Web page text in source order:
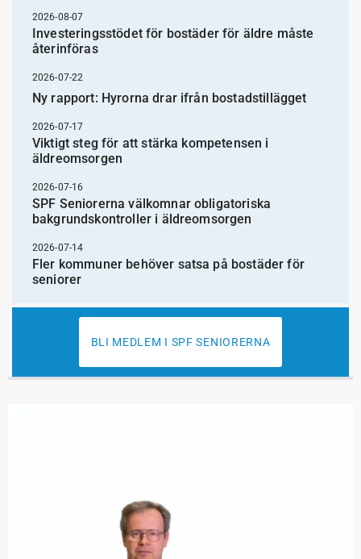
2026-08-07
Investeringsstödet för bostäder för äldre måste
återinföras
2026-07-22
Ny rapport: Hyrorna drar ifrån bostadstillägget
2026-07-17
Viktigt steg för att stärka kompetensen i
äldreomsorgen
2026-07-16
SPF Seniorerna välkomnar obligatoriska
bakgrundskontroller i äldreomsorgen
2026-07-14
Fler kommuner behöver satsa på bostäder för
seniorer
BLI MEDLEM I SPF SENIORERNA